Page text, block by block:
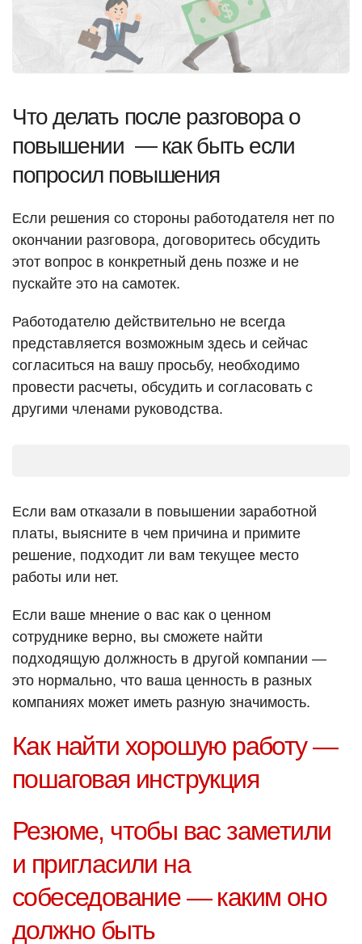
Что делать после разговора о
повышении — как быть если
попросил повышения
Если решения со стороны работодателя нет по
окончании разговора, договоритесь обсудить
этот вопрос в конкретный день позже и не
пускайте это на самотек.
Работодателю действительно не всегда
представляется возможным здесь и сейчас
согласиться на вашу просьбу, необходимо
провести расчеты, обсудить и согласовать с
другими членами руководства.
Если вам отказали в повышении заработной
платы, выясните в чем причина и примите
решение, подходит ли вам текущее место
работы или нет.
Если ваше мнение о вас как о ценном
сотруднике верно, вы сможете найти
подходящую должность в другой компании —
это нормально, что ваша ценность в разных
компаниях может иметь разную значимость.
Как найти хорошую работу —
пошаговая инструкция
Резюме, чтобы вас заметили
и пригласили на
собеседование — каким оно
должно быть